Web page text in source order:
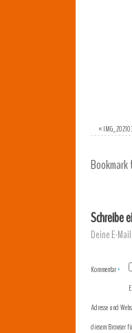
«
Bookmark
Schreibe
Deine E-
Kommentar*
Adresse und
diesem Browser